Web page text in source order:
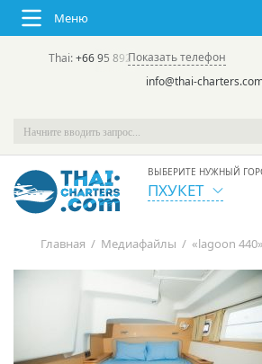
Меню
Thai:+66 95 892 7646(rus/eng) | в
Показать телефон
info@thai-
ВЫБЕРИТЕ НУЖНЫЙ
ПХУКЕТ
Главная / Медиафайлы / «lagoon